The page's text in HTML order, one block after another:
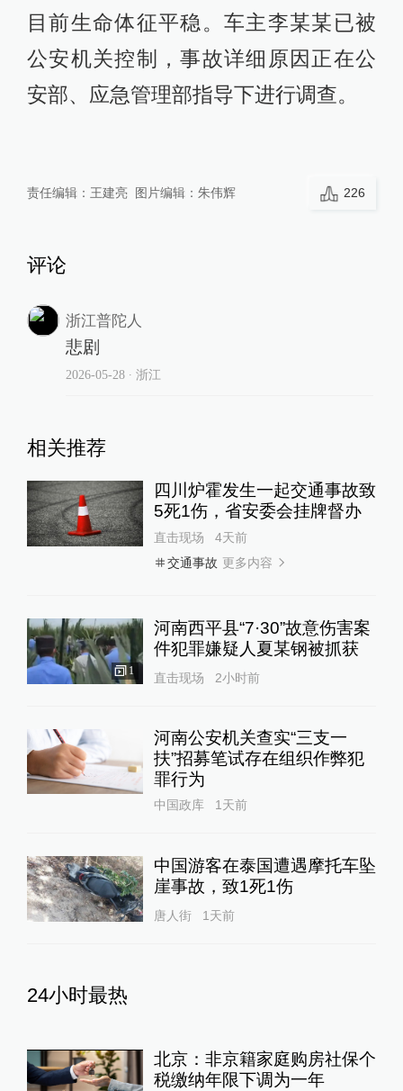
目前生命体征平稳。车主李某某已被
公安机关控制，事故详细原因正在公
安部、应急管理部指导下进行调查。
责任编辑： 王建亮 图片编辑： 朱伟辉 226
评论
浙江普陀人
悲剧
2026-05-28∙ 浙江
相关推荐
四川炉霍发生一起交通事故致
5死1伤，省安委会挂牌督办
直击现场
4天前
交通事故 更多内容
1
河南西平县“7·30”故意伤害案
件犯罪嫌疑人夏某钢被抓获
直击现场 2小时前
河南公安机关查实“三支一
扶”招募笔试存在组织作弊犯
罪行为
中国政库 1天前
中国游客在泰国遭遇摩托车坠
崖事故，致1死1伤
唐人街 1天前
24小时最热
北京：非京籍家庭购房社保个
税缴纳年限下调为一年